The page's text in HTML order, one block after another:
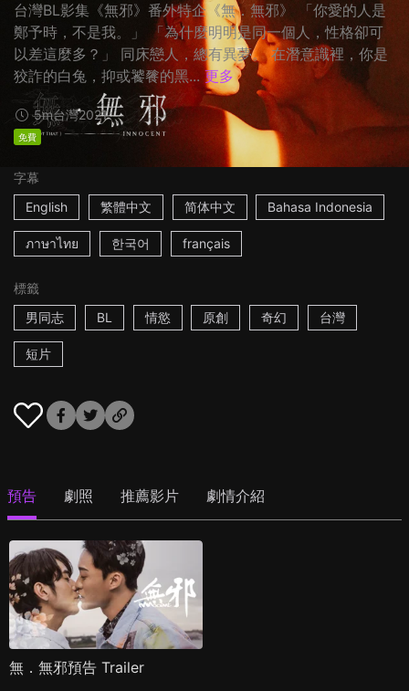
台灣BL影集《無邪》番外特企《無．無邪》 「你愛的人是
鄭予時，不是我。」 「為什麼明明是同一個人，性格卻可
以差這麼多？」 同床戀人，總有異夢。 在潛意識裡，你是
狡詐的白兔，抑或饕餮的黑... 更多
5m台灣2021
免費
字幕
English
繁體中文 简体中文 Bahasa Indonesia
ภาษาไทย 한국어 français
標籤
男同志
BL 情慾 原創 奇幻 台灣
短片
預告 劇照 推薦影片 劇情介紹
無．無邪預告 Trailer